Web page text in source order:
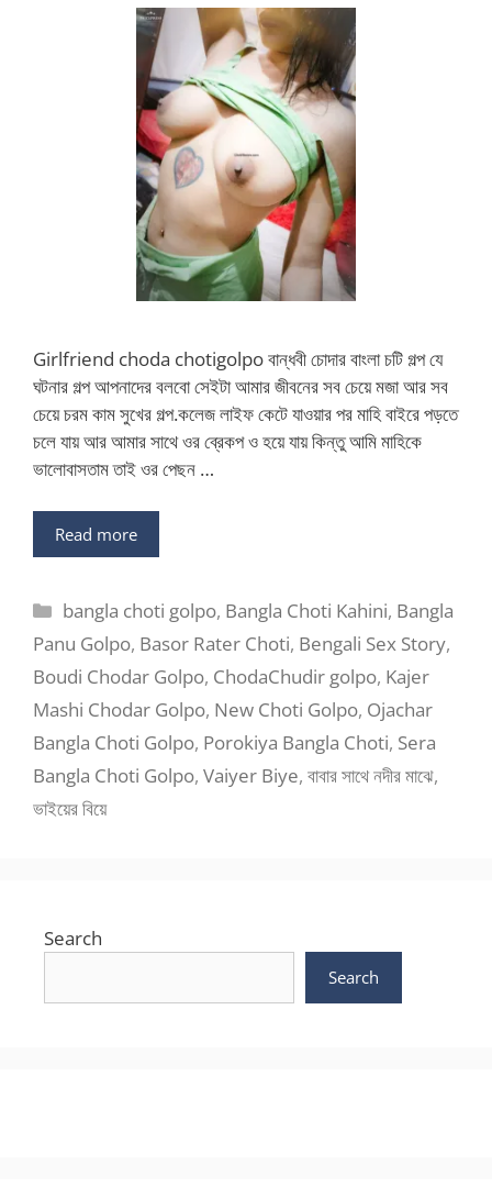
Girlfriend choda chotigolpo বান্ধবী চোদার বাংলা চটি গল্প যে
ঘটনার গল্প আপনাদের বলবো সেইটা আমার জীবনের সব চেয়ে মজা আর সব
চেয়ে চরম কাম সুখের গল্প.কলেজ লাইফ কেটে যাওয়ার পর মাহি বাইরে পড়তে
চলে যায় আর আমার সাথে ওর ব্রেকপ ও হয়ে যায় কিন্তু আমি মাহিকে
ভালোবাসতাম তাই ওর পেছন …
Read more
Categories
bangla choti golpo, Bangla Choti Kahini, Bangla
Panu Golpo, Basor Rater Choti, Bengali Sex Story,
Boudi Chodar Golpo, ChodaChudir golpo, Kajer
Mashi Chodar Golpo, New Choti Golpo, Ojachar
Bangla Choti Golpo, Porokiya Bangla Choti, Sera
Bangla Choti Golpo, Vaiyer Biye, বাবার সাথে নদীর মাঝে,
ভাইয়ের বিয়ে
Search
Search